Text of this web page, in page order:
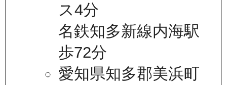
ス4分
名鉄知多新線内海駅
歩72分
愛知県知多郡美浜町